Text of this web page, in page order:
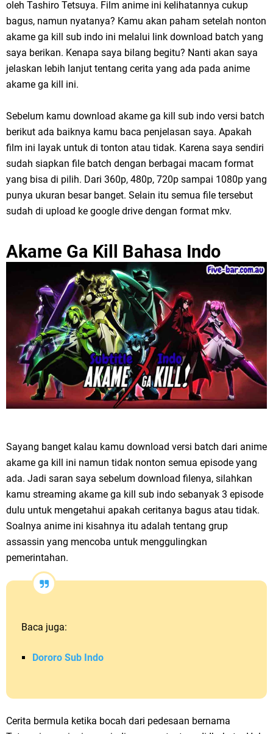
oleh Tashiro Tetsuya. Film anime ini kelihatannya cukup
bagus, namun nyatanya? Kamu akan paham setelah nonton
akame ga kill sub indo ini melalui link download batch yang
saya berikan. Kenapa saya bilang begitu? Nanti akan saya
jelaskan lebih lanjut tentang cerita yang ada pada anime
akame ga kill ini.
Sebelum kamu download akame ga kill sub indo versi batch
berikut ada baiknya kamu baca penjelasan saya. Apakah
film ini layak untuk di tonton atau tidak. Karena saya sendiri
sudah siapkan file batch dengan berbagai macam format
yang bisa di pilih. Dari 360p, 480p, 720p sampai 1080p yang
punya ukuran besar banget. Selain itu semua file tersebut
sudah di upload ke google drive dengan format mkv.
Akame Ga Kill Bahasa Indo
Sayang banget kalau kamu download versi batch dari anime
akame ga kill ini namun tidak nonton semua episode yang
ada. Jadi saran saya sebelum download filenya, silahkan
kamu streaming akame ga kill sub indo sebanyak 3 episode
dulu untuk mengetahui apakah ceritanya bagus atau tidak.
Soalnya anime ini kisahnya itu adalah tentang grup
assassin yang mencoba untuk menggulingkan
pemerintahan.
Baca juga:
Dororo Sub Indo
Cerita bermula ketika bocah dari pedesaan bernama